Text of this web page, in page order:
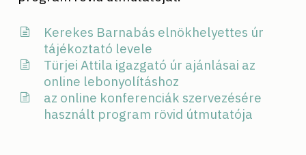
Kerekes Barnabás elnökhelyettes úr
tájékoztató levele
Türjei Attila igazgató úr ajánlásai az
online lebonyolításhoz
az online konferenciák szervezésére
használt program rövid útmutatója